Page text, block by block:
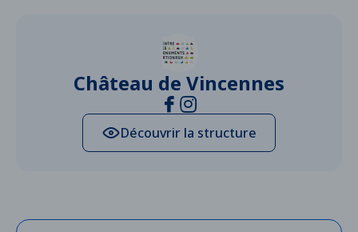
Château de Vincennes
Découvrir la structure